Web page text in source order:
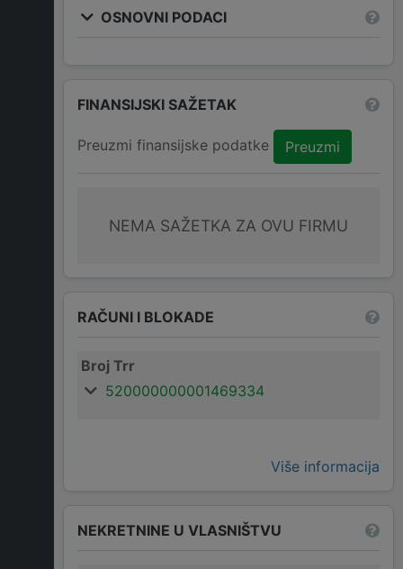
OSNOVNI PODACI
FINANSIJSKI SAŽETAK
Preuzmi finansijske podatke Preuzmi
NEMA SAŽETKA ZA OVU FIRMU
RAČUNI I BLOKADE
Broj Trr
520000000001469334
Više informacija
NEKRETNINE U VLASNIŠTVU